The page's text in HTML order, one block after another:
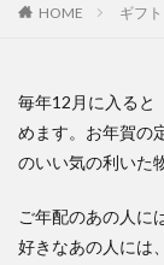
HOME ギフト
毎年12月に入ると
めます。お年賀の
のいい気の利いた
ご年配のあの人に
好きなあの人には